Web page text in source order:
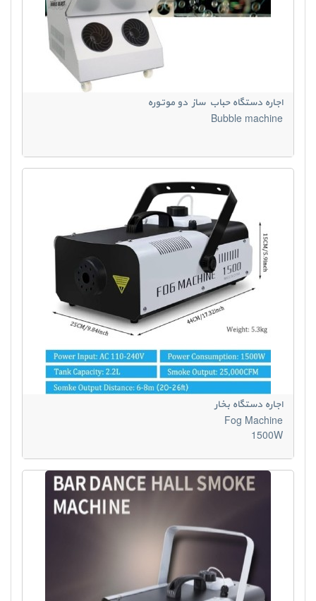
اجاره دستگاه حباب ساز دو موتوره
Bubble machine
اجاره دستگاه بخار
Fog Machine
1500W